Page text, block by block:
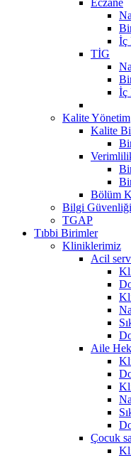
İç
TİG
İç
Kalite Yönetim
Kalite
Bölüm
Bilgi Güvenliği
TGAP
Tıbbi Birimler
Kliniklerimiz
Acil
Aile
Çocuk